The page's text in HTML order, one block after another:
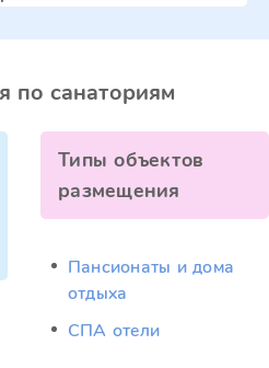
по санаториям
Типы объектов
размещения
Пансионаты и дома
отдыха
СПА отели